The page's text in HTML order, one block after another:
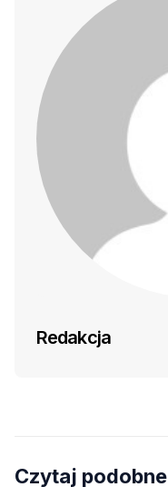
Redakcja
Czytaj podobne